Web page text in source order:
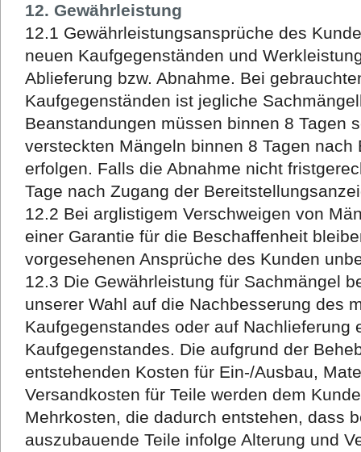
12. Gewährleistung
12.1 Gewährleistungsansprüche des
neuen Kaufgegenständen und
Ablieferung bzw. Abnahme. Bei
Kaufgegenständen ist jegliche
Beanstandungen müssen binnen 8 Tagen
versteckten Mängeln binnen 8 Tagen
erfolgen. Falls die Abnahme nicht
Tage nach Zugang der
12.2 Bei arglistigem Verschweigen von
einer Garantie für die Beschaffenheit
vorgesehenen Ansprüche des Kunden
12.3 Die Gewährleistung für Sachmängel
unserer Wahl auf die Nachbesserung des
Kaufgegenstandes oder auf Nachlieferung
Kaufgegenstandes. Die aufgrund der
entstehenden Kosten für Ein-/Ausbau,
Versandkosten für Teile werden dem
Mehrkosten, die dadurch entstehen, dass
auszubauende Teile infolge Alterung und